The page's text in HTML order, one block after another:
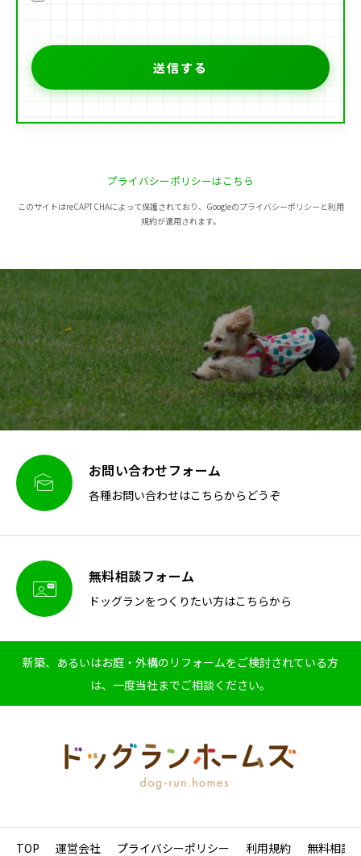
プライバシーポリシーはこちら
このサイトはreCAPTCHAによって保護されており、Googleのプライバシーポリシーと利用
規約が適用されます。
 お問い合わせフォーム
各種お問い合わせはこちらからどうぞ
 無料相談フォーム
ドッグランをつくりたい方はこちらから
新築、あるいはお庭・外構のリフォームをご検討されている方
は、一度当社までご相談ください。
TOP 運営会社 プライバシーポリシー 利用規約 無料相談